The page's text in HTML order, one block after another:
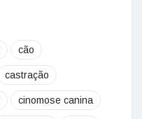
cão
castração
cinomose canina